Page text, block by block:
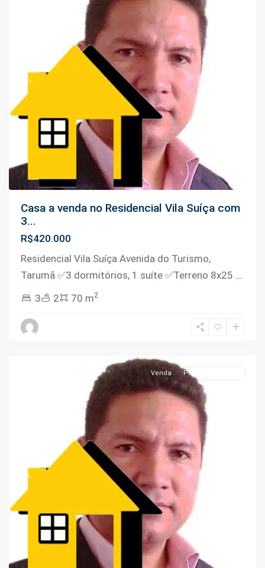
Previous
Casa a venda no Residencial Vila Suíça com
3...
R$420.000
Residencial Vila Suíça Avenida do Turismo,
Tarumã ✅️3 dormitórios, 1 suíte ✅️Terreno 8x25 ...
3
2 70 m2
Tarumã
Previous
Venda Pronto Pra Morar